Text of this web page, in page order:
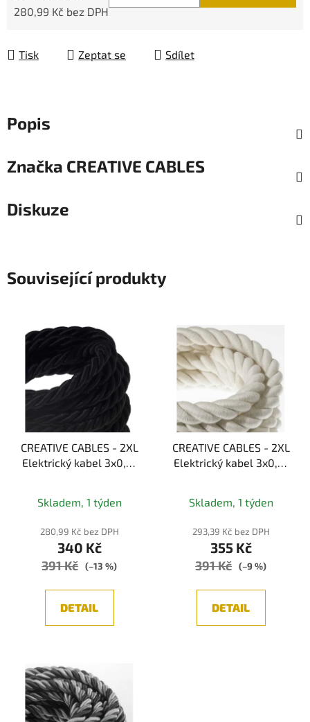
280,99 Kč bez DPH
Tisk Zeptat se Sdílet
Popis
Značka CREATIVE CABLES
Diskuze
Související produkty
CREATIVE CABLES - 2XL
Elektrický kabel 3x0,75
Skladem, 1 týden
280,99 Kč bez DPH
340 Kč
391 Kč (–13 %)
DETAIL
CREATIVE CABLES - 2XL
Elektrický kabel 3x0,75
Skladem, 1 týden
293,39 Kč bez DPH
355 Kč
391 Kč (–9 %)
DETAIL